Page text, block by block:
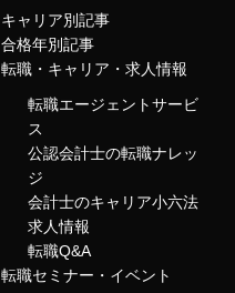
キャリア別記事
合格年別記事
転職・キャリア・求人情報
転職エージェントサービ
ス
公認会計士の転職ナレッ
ジ
会計士のキャリア小六法
求人情報
転職Q&A
転職セミナー・イベント